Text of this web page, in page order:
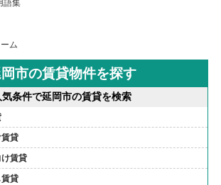
語集
ム
市の賃貸物件を探す
気条件で延岡市の賃貸を検索
貸
賃貸
貸